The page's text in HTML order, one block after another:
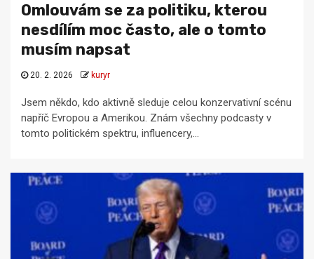
Omlouvám se za politiku, kterou
nesdílím moc často, ale o tomto
musím napsat
20. 2. 2026 kuryr
Jsem někdo, kdo aktivně sleduje celou konzervativní scénu
napříč Evropou a Amerikou. Znám všechny podcasty v
tomto politickém spektru, influencery,...